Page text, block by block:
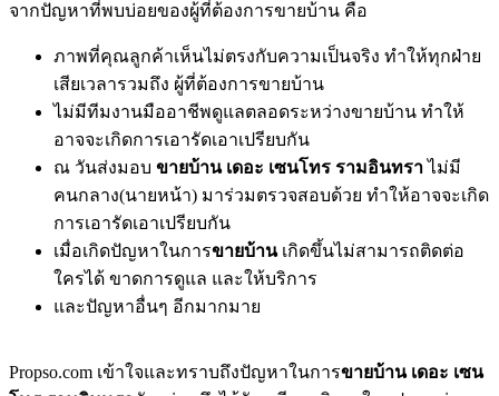
จากปัญหาที่พบบ่อยของผู้ที่ต้องการขายบ้าน คือ
ภาพที่คุณลูกค้าเห็นไม่ตรงกับความเป็นจริง ทำให้ทุกฝ่าย
เสียเวลารวมถึง ผู้ที่ต้องการขายบ้าน
ไม่มีทีมงานมืออาชีพดูแลตลอดระหว่างขายบ้าน ทำให้
อาจจะเกิดการเอารัดเอาเปรียบกัน
ณ วันส่งมอบ ขายบ้าน เดอะ เซนโทร รามอินทราไม่มี
คนกลาง(นายหน้า) มาร่วมตรวจสอบด้วย ทำให้อาจจะเกิด
การเอารัดเอาเปรียบกัน
เมื่อเกิดปัญหาในการขายบ้าน เกิดขึ้นไม่สามารถติดต่อ
ใครได้ ขาดการดูแล และให้บริการ
และปัญหาอื่นๆ อีกมากมาย
Propso.com เข้าใจและทราบถึงปัญหาในการขายบ้าน เดอะ เซน